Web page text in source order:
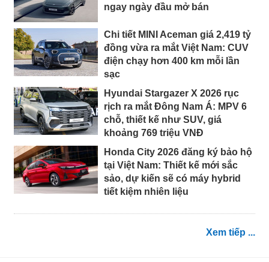
ngay ngày đầu mở bán
Chi tiết MINI Aceman giá 2,419 tỷ
đồng vừa ra mắt Việt Nam: CUV
điện chạy hơn 400 km mỗi lần
sạc
Hyundai Stargazer X 2026 rục
rịch ra mắt Đông Nam Á: MPV 6
chỗ, thiết kế như SUV, giá
khoảng 769 triệu VNĐ
Honda City 2026 đăng ký bảo hộ
tại Việt Nam: Thiết kế mới sắc
sảo, dự kiến sẽ có máy hybrid
tiết kiệm nhiên liệu
Xem tiếp ...